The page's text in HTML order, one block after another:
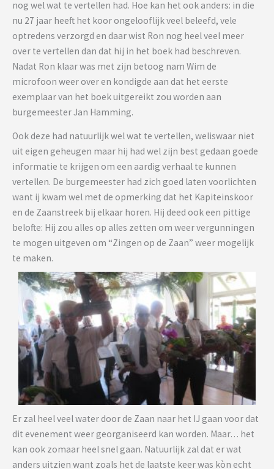
nog wel wat te vertellen had. Hoe kan het ook anders: in die
nu 27 jaar heeft het koor ongelooflijk veel beleefd, vele
optredens verzorgd en daar wist Ron nog heel veel meer
over te vertellen dan dat hij in het boek had beschreven.
Nadat Ron klaar was met zijn betoog nam Wim de
microfoon weer over en kondigde aan dat het eerste
exemplaar van het boek uitgereikt zou worden aan
burgemeester Jan Hamming.
Ook deze had natuurlijk wel wat te vertellen, weliswaar niet
uit eigen geheugen maar hij had wel zijn best gedaan goede
informatie te krijgen om een aardig verhaal te kunnen
vertellen. De burgemeester had zich goed laten voorlichten
want ij kwam wel met de opmerking dat het Kapiteinskoor
en de Zaanstreek bij elkaar horen. Hij deed ook een pittige
belofte: Hij zou alles op alles zetten om weer vergunningen
te mogen uitgeven om “Zingen op de Zaan” weer mogelijk
te maken.
Er zal heel veel water door de Zaan naar het IJ gaan voor dat
dit evenement weer georganiseerd kan worden. Maar… het
kan ook zomaar heel snel gaan. Natuurlijk zal dat er wat
anders uitzien want zoals het de laatste keer was kòn echt